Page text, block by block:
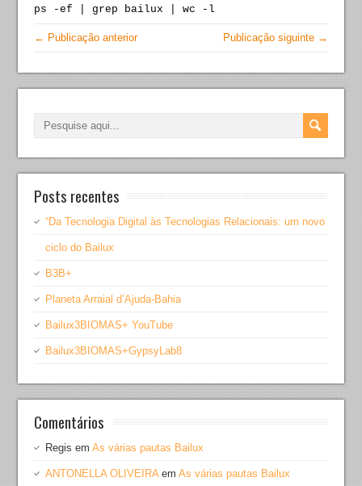
ps -ef | grep bailux | wc -l
← Publicação anterior Publicação siguinte →
Posts recentes
“Da Tecnologia Digital às Tecnologias Relacionais: um novo
ciclo do Bailux
B3B+
Planeta Arraial d’Ajuda-Bahia
Bailux3BIOMAS+ YouTube
Bailux3BIOMAS+GypsyLab8
Comentários
Regis emAs várias pautas Bailux
ANTONELLA OLIVEIRAemAs várias pautas Bailux